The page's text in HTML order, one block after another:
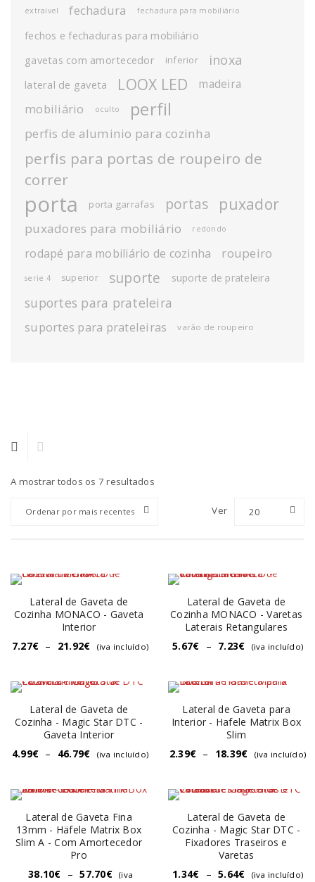
extraível fechadura fechadura para mobiliário
fechos e fechaduras para mobiliário
gavetas com amortecedor
inferior inoxa
lateral de gaveta LOOX LED madeira
mobiliário oculto perfil
perfis de aluminio para cozinha
perfis para portas de roupeiro de
correr
porta porta garrafas portas puxador
puxadores para mobiliário redondo
rodapé para mobiliário de cozinha roupeiro
serie 4 superior suporte suporte de prateleira
suportes para prateleira
suportes para prateleiras varão de roupeiro
A mostrar todos os 7 resultados
Ordenar por mais recentes Ver 20
Lateral de Gaveta de
Cozinha MONACO - Gaveta
Interior
7.27€ – 21.92€ (iva incluído)
Lateral de Gaveta de
Cozinha MONACO - Varetas
Laterais Retangulares
5.67€ – 7.23€ (iva incluído)
Lateral de Gaveta de
Cozinha - Magic Star DTC -
Gaveta Interior
4.99€ – 46.79€ (iva incluído)
Lateral de Gaveta para
Interior - Hafele Matrix Box
Slim
2.39€ – 18.39€ (iva incluído)
Lateral de Gaveta Fina
13mm - Häfele Matrix Box
Slim A - Com Amortecedor
Pro
38.10€ – 57.70€
(iva
Lateral de Gaveta de
Cozinha - Magic Star DTC -
Fixadores Traseiros e
Varetas
1.34€ – 5.64€ (iva incluído)